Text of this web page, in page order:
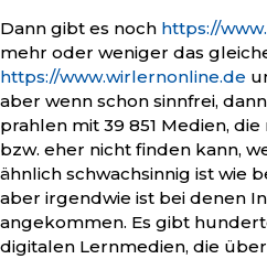
Dann gibt es noch https://
mehr oder weniger das
https://www.wirlernonline.de
aber wenn schon sinnfrei,
prahlen mit 39 851 Medien,
bzw. eher nicht finden kann,
ähnlich schwachsinnig ist wie
aber irgendwie ist bei denen
angekommen. Es gibt
digitalen Lernmedien, die